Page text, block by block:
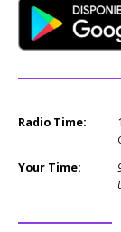
Radio Time:
Your Time: